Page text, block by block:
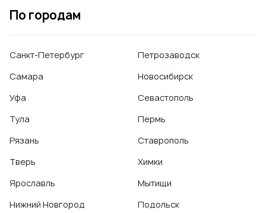
По городам
Санкт-Петербург
Самара
Уфа
Тула
Рязань
Тверь
Ярославль
Нижний Новгород
Петрозаводск
Новосибирск
Севастополь
Пермь
Ставрополь
Химки
Мытищи
Подольск